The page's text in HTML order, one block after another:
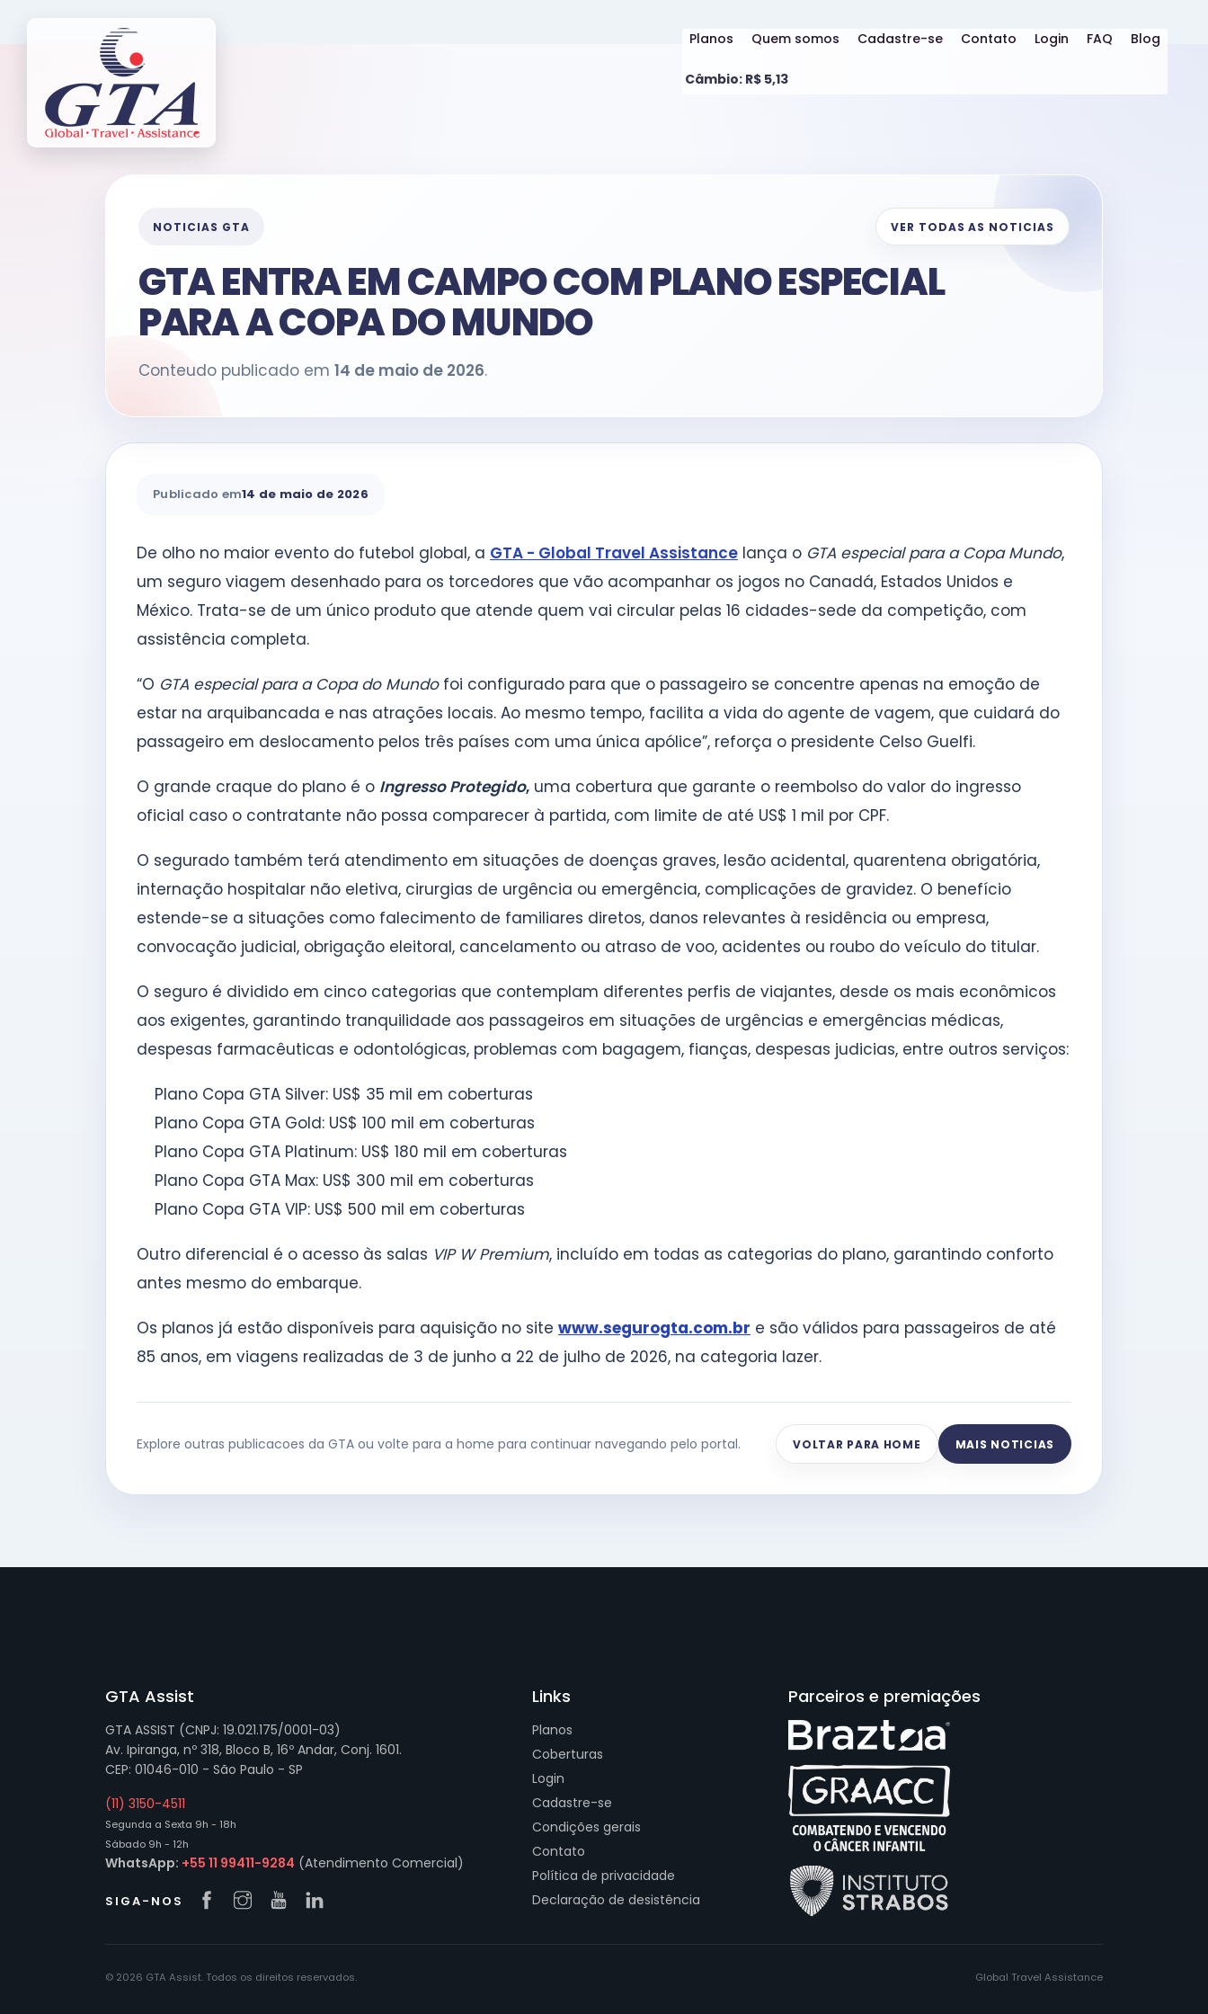
NOTICIAS GTA VER TODAS AS NOTICIAS
GTA ENTRA EM CAMPO COM PLANO ESPECIAL
PARA A COPA DO MUNDO
Conteudo publicado em 14 de maio de 2026.
Publicado em14 de maio de 2026
De olho no maior evento do futebol global, a GTA - Global Travel Assistance lança o GTA especial para a Copa Mundo,
um seguro viagem desenhado para os torcedores que vão acompanhar os jogos no Canadá, Estados Unidos e
México. Trata-se de um único produto que atende quem vai circular pelas 16 cidades-sede da competição, com
assistência completa.
“O GTA especial para a Copa do Mundofoi configurado para que o passageiro se concentre apenas na emoção de
estar na arquibancada e nas atrações locais. Ao mesmo tempo, facilita a vida do agente de vagem, que cuidará do
passageiro em deslocamento pelos três países com uma única apólice”, reforça o presidente Celso Guelfi.
O grande craque do plano é o Ingresso Protegido, uma cobertura que garante o reembolso do valor do ingresso
oficial caso o contratante não possa comparecer à partida, com limite de até US$ 1 mil por CPF.
O segurado também terá atendimento em situações de doenças graves, lesão acidental, quarentena obrigatória,
internação hospitalar não eletiva, cirurgias de urgência ou emergência, complicações de gravidez. O benefício
estende-se a situações como falecimento de familiares diretos, danos relevantes à residência ou empresa,
convocação judicial, obrigação eleitoral, cancelamento ou atraso de voo, acidentes ou roubo do veículo do titular.
O seguro é dividido em cinco categorias que contemplam diferentes perfis de viajantes, desde os mais econômicos
aos exigentes, garantindo tranquilidade aos passageiros em situações de urgências e emergências médicas,
despesas farmacêuticas e odontológicas, problemas com bagagem, fianças, despesas judicias, entre outros serviços:
Plano Copa GTA Silver: US$ 35 mil em coberturas
Plano Copa GTA Gold: US$ 100 mil em coberturas
Plano Copa GTA Platinum: US$ 180 mil em coberturas
Plano Copa GTA Max: US$ 300 mil em coberturas
Plano Copa GTA VIP: US$ 500 mil em coberturas
Outro diferencial é o acesso às salas VIP W Premium, incluído em todas as categorias do plano, garantindo conforto
antes mesmo do embarque.
Os planos já estão disponíveis para aquisição no site www.segurogta.com.br e são válidos para passageiros de até
85 anos, em viagens realizadas de 3 de junho a 22 de julho de 2026, na categoria lazer.
Explore outras publicacoes da GTA ou volte para a home para continuar navegando pelo portal. VOLTAR PARA HOME MAIS NOTICIAS
Planos Quem somos Cadastre-se Contato Login FAQ Blog
Câmbio: R$ 5,13
GTA Assist
GTA ASSIST (CNPJ: 19.021.175/0001-03)
Av. Ipiranga, nº 318, Bloco B, 16º Andar, Conj. 1601.
CEP: 01046-010 - São Paulo - SP
(11) 3150-4511
Segunda a Sexta 9h - 18h
Sábado 9h - 12h
WhatsApp: +55 11 99411-9284 (Atendimento Comercial)
SIGA-NOS
Links
Planos
Coberturas
Login
Cadastre-se
Condições gerais
Contato
Política de privacidade
Declaração de desistência
Parceiros e premiações
© 2026 GTA Assist. Todos os direitos reservados. Global Travel Assistance